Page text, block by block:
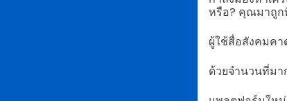
หรือ? คุณมาถูก
ผู้ใช้สื่อสังคมค
ด้วยจำนวนที่มา